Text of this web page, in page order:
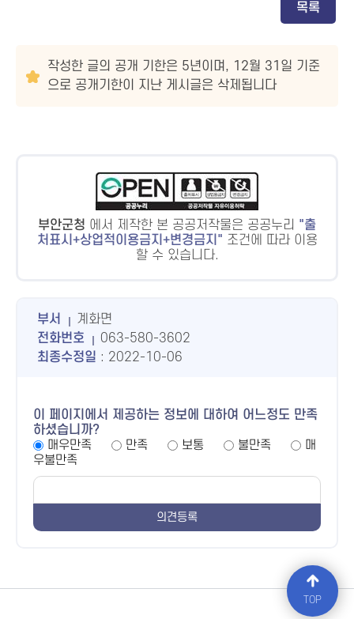
목록
작성한 글의 공개 기한은 5년이며, 12월 31일 기준
으로 공개기한이 지난 게시글은 삭제됩니다
부안군청 에서 제작한 본 공공저작물은 공공누리
출
처표시+상업적이용금지+변경금지
조건에 따라 이용
할 수 있습니다.
부서
계화면
전화번호
063-580-3602
최종수정일 : 2022-10-06
이 페이지에서 제공하는 정보에 대하여 어느정도 만족
하셨습니까?
매우만족
만족 보통 불만족
매
우불만족
TOP